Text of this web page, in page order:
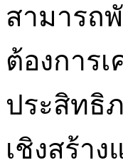
สามารถ
ต้องการ
ประสิทธิ
เชิงสร้า